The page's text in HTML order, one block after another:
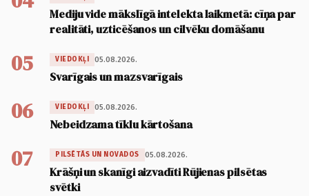
Mediju vide mākslīgā intelekta laikmetā: cīņa par
realitāti, uzticēšanos un cilvēku domāšanu
05 VIEDOKĻI 05.08.2026.
Svarīgais un mazsvarīgais
06 VIEDOKĻI 05.08.2026.
Nebeidzama tīklu kārtošana
07 PILSĒTĀS UN NOVADOS 05.08.2026.
Krāšņi un skanīgi aizvadīti Rūjienas pilsētas
svētki